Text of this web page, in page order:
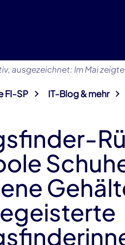
ausgezeichnet: Im Mai
FI-SP IT-Blog & mehr